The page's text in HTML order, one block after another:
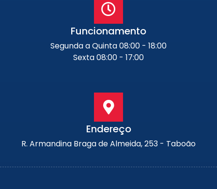
Funcionamento
Segunda a Quinta 08:00 - 18:00
Sexta 08:00 - 17:00
Endereço
R. Armandina Braga de Almeida, 253 - Taboão